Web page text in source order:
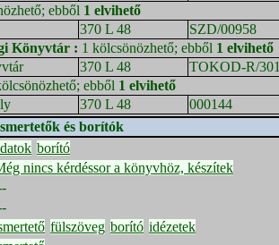
ebből 1 elvihető
370 L 48
SZD/00958
Könyvtár : 1 kölcsönözhető; ebből 1 elvihető
370 L 48
TOKOD-R/
ebből 1 elvihető
370 L 48
000144
és borítók
borító
nincs kérdéssor a könyvhöz, készítek
fülszöveg borító idézetek